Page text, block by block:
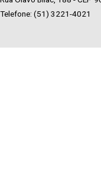
Telefone: (51) 3221-4021